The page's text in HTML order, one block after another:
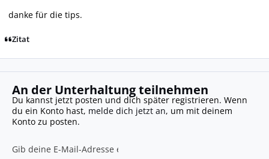
danke für die tips.
Zitat
An der Unterhaltung teilnehmen
Du kannst jetzt posten und dich später registrieren. Wenn
du ein Konto hast, melde dich jetzt an, um mit deinem
Konto zu posten.